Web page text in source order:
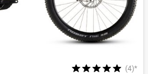
(4)*